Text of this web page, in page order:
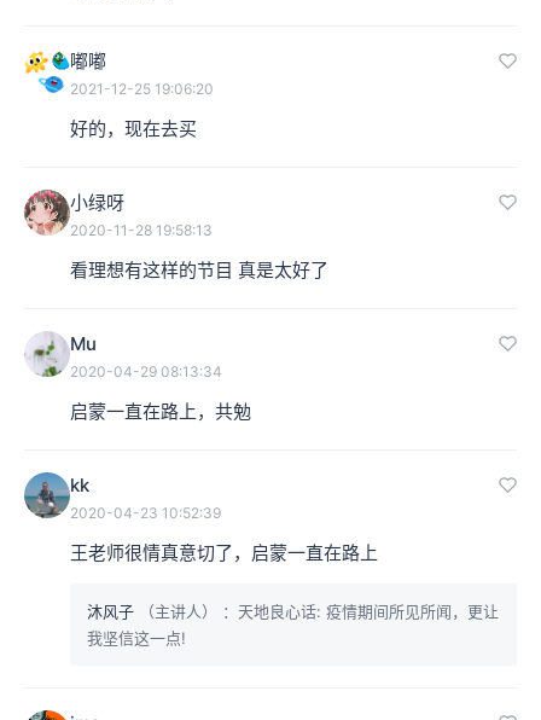
嘟嘟
2021-12-25 19:06:20
好的，现在去买
小绿呀
2020-11-28 19:58:13
看理想有这样的节目 真是太好了
Mu
2020-04-29 08:13:34
启蒙一直在路上，共勉
kk
2020-04-23 10:52:39
王老师很情真意切了，启蒙一直在路上
沐风子 （主讲人）
：天地良心话: 疫情期间所见所闻，更让
我坚信这一点!